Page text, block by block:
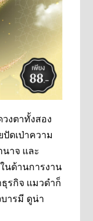
งตาทั้งสอง
ดเป่าความ
าจ และ
นด้านการงาน
รกิจ แมวดำก็
ารมี ดูน่า